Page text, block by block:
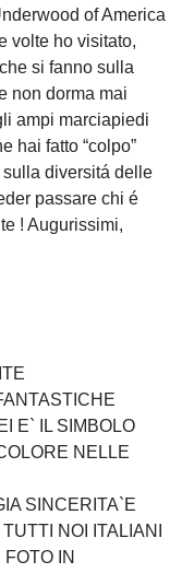
of America
volte ho visitato,
si fanno sulla
non dorma mai
ampi marciapiedi
hai fatto “colpo”
sulla diversitá delle
passare chi é
! Augurissimi,
E` IL SIMBOLO
NELLE
SINCERITA`E
NOI ITALIANI
IN